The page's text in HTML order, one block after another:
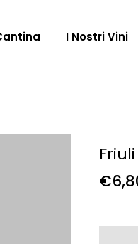
I Nostri Vini